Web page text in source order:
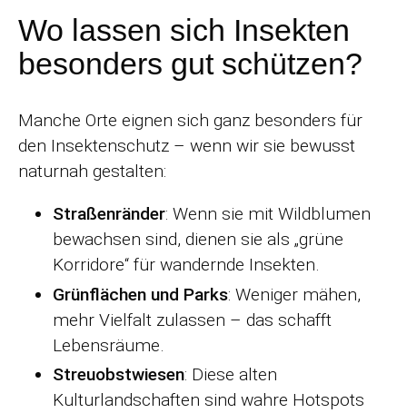
Wo lassen sich Insekten
besonders gut schützen?
Manche Orte eignen sich ganz besonders für
den Insektenschutz – wenn wir sie bewusst
naturnah gestalten:
Straßenränder: Wenn sie mit Wildblumen
bewachsen sind, dienen sie als „grüne
Korridore“ für wandernde Insekten.
Grünflächen und Parks: Weniger mähen,
mehr Vielfalt zulassen – das schafft
Lebensräume.
Streuobstwiesen: Diese alten
Kulturlandschaften sind wahre Hotspots